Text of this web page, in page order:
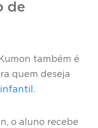
de
também é
quem deseja
.
o aluno recebe